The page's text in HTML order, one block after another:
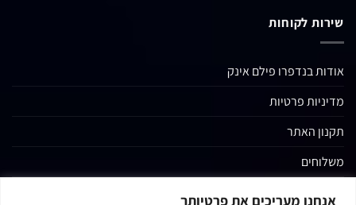
אנחנו מעריכים את פרטיותך
שירות לקוחות
אודות בנדפרו פילם אינק
מדיניות פרטיות
תקנון האתר
משלוחים